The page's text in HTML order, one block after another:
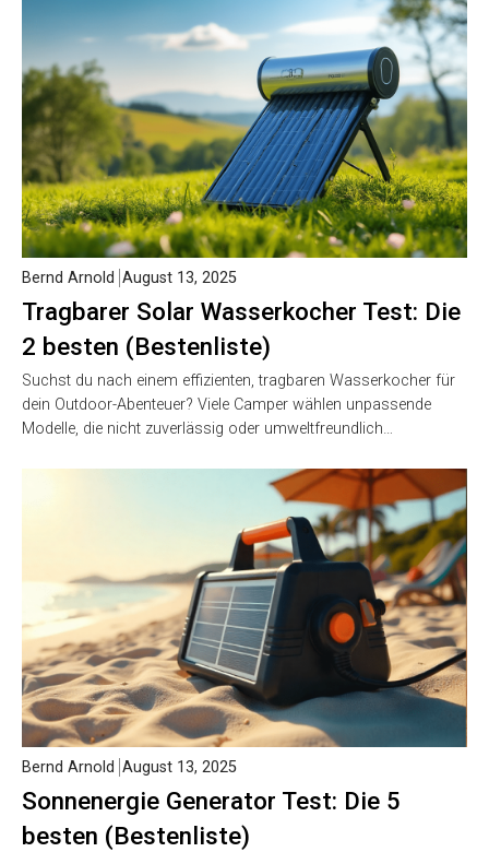
Tragbarer Solar Wasserkocher Test: Die
2 besten (Bestenliste)
Bernd Arnold August 13, 2025
Suchst du nach einem effizienten, tragbaren Wasserkocher für
dein Outdoor-Abenteuer? Viele Camper wählen unpassende
Modelle, die nicht zuverlässig oder umweltfreundlich…
Sonnenergie Generator Test: Die 5
besten (Bestenliste)
Bernd Arnold August 13, 2025